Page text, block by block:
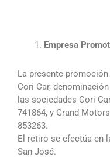
Empresa
La presente
Cori Car,
las sociedades Cori
741864, y Grand
853263.
El retiro se efectúa en
San José.